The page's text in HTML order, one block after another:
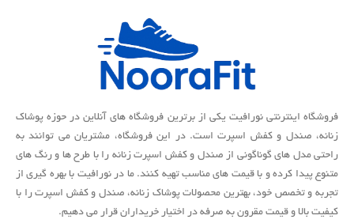
فروشگاه اینترنتی نورافیت یکی از برترین فروشگاه های آنلاین در حوزه پوشاک
زنانه، صندل و کفش اسپرت است. در این فروشگاه، مشتریان می توانند به
راحتی مدل های گوناگونی از صندل و کفش اسپرت زنانه را با طرح ها و رنگ های
متنوع پیدا کرده و با قیمت های مناسب تهیه کنند. ما در نورافیت با بهره گیری از
تجربه و تخصص خود، بهترین محصولات پوشاک زنانه، صندل و کفش اسپرت را با
کیفیت بالا و قیمت مقرون به صرفه در اختیار خریداران قرار می دهیم.